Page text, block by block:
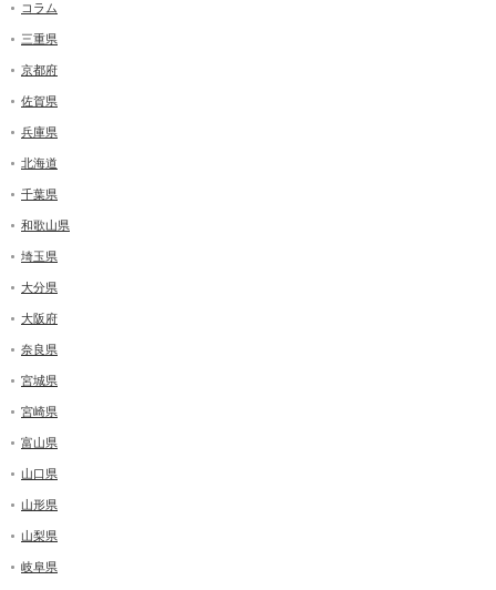
コラム
三重県
京都府
佐賀県
兵庫県
北海道
千葉県
和歌山県
埼玉県
大分県
大阪府
奈良県
宮城県
宮崎県
富山県
山口県
山形県
山梨県
岐阜県